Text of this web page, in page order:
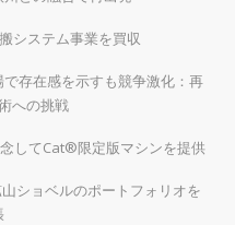
システム事業を買収
存在感を示すも競争激化：再
への挑戦
してCat®限定版マシンを提供
ショベルのポートフォリオを